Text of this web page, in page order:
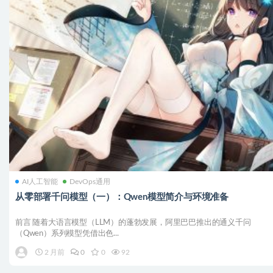
AI人工智能 DevOps通用
从零部署千问模型（一）：Qwen模型简介与环境准备
前言 随着大语言模型（LLM）的蓬勃发展，阿里巴巴推出的通义千问
（Qwen）系列模型凭借出色...
2 月前 0 0 92